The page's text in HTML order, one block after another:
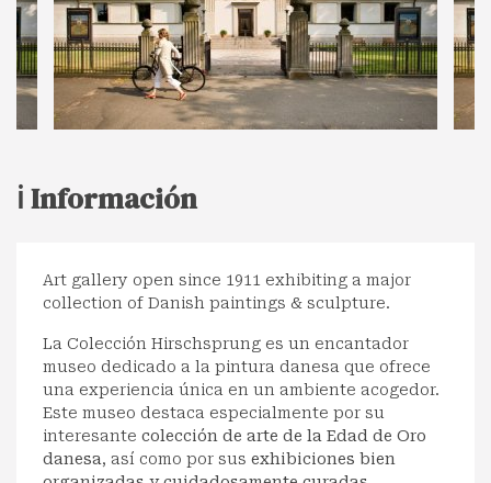
ℹ️ Información
Art gallery open since 1911 exhibiting a major
collection of Danish paintings & sculpture.
La Colección Hirschsprung es un encantador
museo dedicado a la pintura danesa que ofrece
una experiencia única en un ambiente acogedor.
Este museo destaca especialmente por su
interesante colección de arte de la Edad de Oro
danesa, así como por sus exhibiciones bien